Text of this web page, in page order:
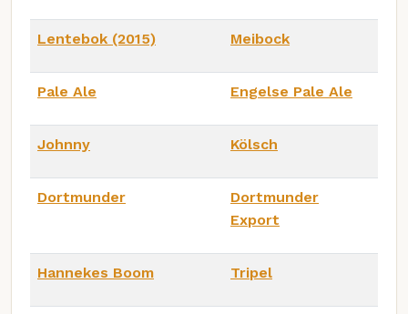
Lentebok (2015) Meibock
Pale Ale Engelse Pale Ale
Johnny Kölsch
Dortmunder
Dortmunder
Export
Hannekes Boom Tripel